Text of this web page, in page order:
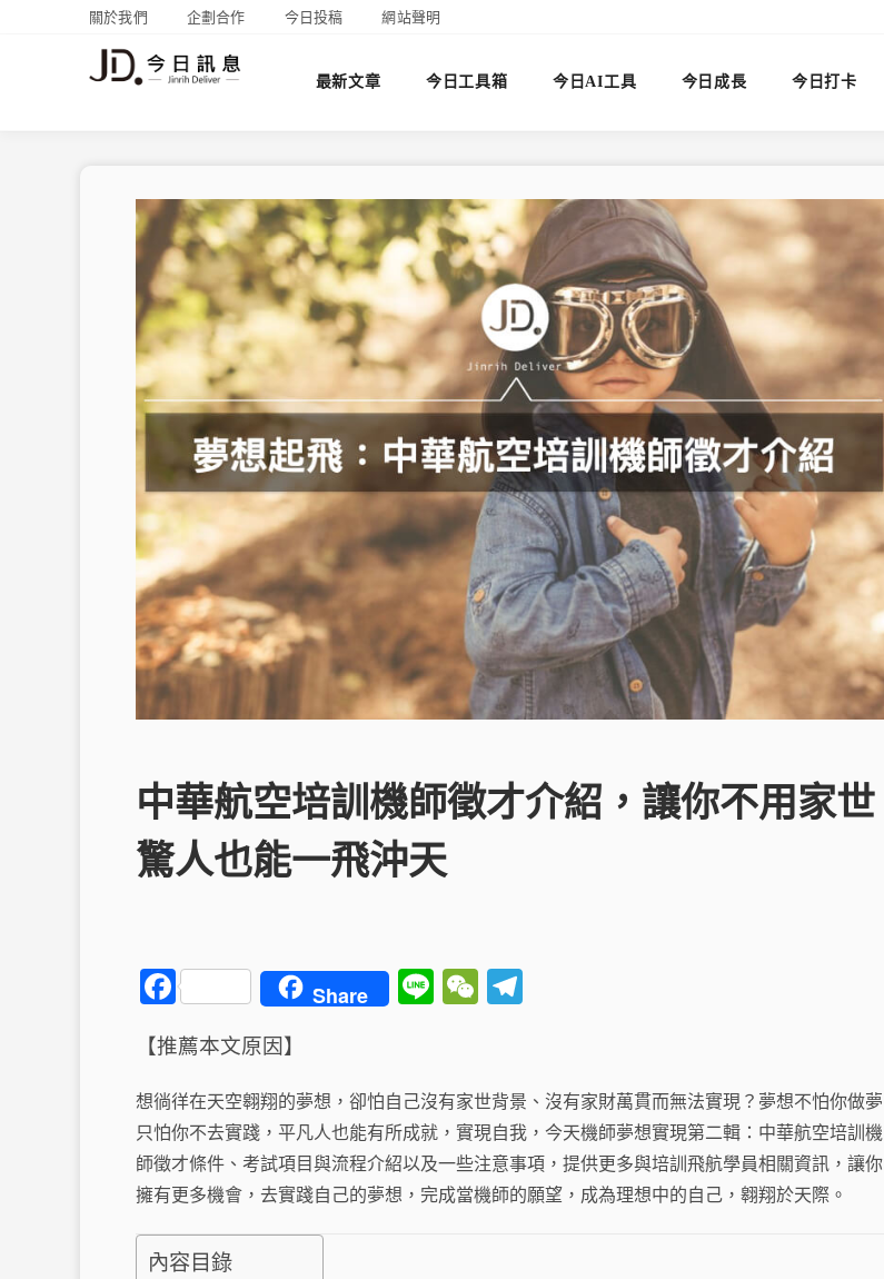
關於我們 企劃合作 今日投稿 網站聲明
最新文章 今日工具箱 今日AI工具 今日成長 今日打卡
中華航空培訓機師徵才介紹，讓你不用家世
驚人也能一飛沖天
F
c
e
b
o
o
k
Share
Li W
h
a
t
g
ra
m
【推薦本文原因】
想徜徉在天空翱翔的夢想，卻怕自己沒有家世背景、沒有家財萬貫而無法實現？夢想不怕你做夢
只怕你不去實踐，平凡人也能有所成就，實現自我，今天機師夢想實現第二輯：中華航空培訓機
師徵才條件、考試項目與流程介紹以及一些注意事項，提供更多與培訓飛航學員相關資訊，讓你
擁有更多機會，去實踐自己的夢想，完成當機師的願望，成為理想中的自己，翱翔於天際。
內容目錄